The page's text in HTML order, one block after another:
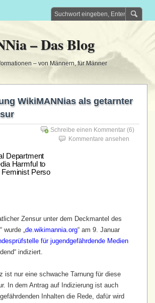
– Das Blog
– von Männern, für Männer
WikiMANNias als getarnter
Schreibe einen Kommentar (6)
Kommentare ansehen
Zensur unter dem Deckmantel des
wurde „de.wikimannia.org“ am 9. Januar
für jugend­gefährdende Medien
indiziert.
ist nur eine schwache Tarnung für diese
In dem Antrag auf Indizierung ist auch
Inhalten die Rede, dafür wird